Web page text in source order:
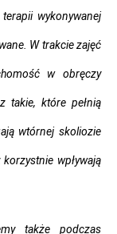
wykonywanej
W trakcie zajęć
w obręczy
takie, które pełnią
wtórnej skoliozie
wpływają
także podczas